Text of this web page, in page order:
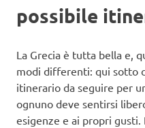
possibile
La Grecia è tutta bella e,
modi differenti: qui sotto
itinerario da seguire per
ognuno deve sentirsi
esigenze e ai propri gusti.